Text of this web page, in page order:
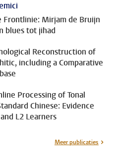
Frontlinie: Mirjam de Bruijn
blues tot jihad
Reconstruction of
including a Comparative
Processing of Tonal
Chinese: Evidence
L2 Learners
Meer publicaties